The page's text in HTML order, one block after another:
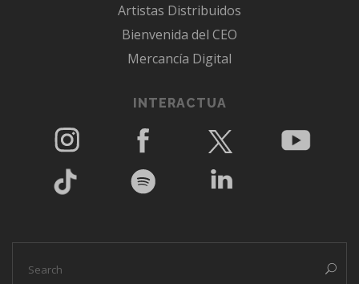
Artistas Distribuidos
Bienvenida del CEO
Mercancía Digital
INTERACTUA